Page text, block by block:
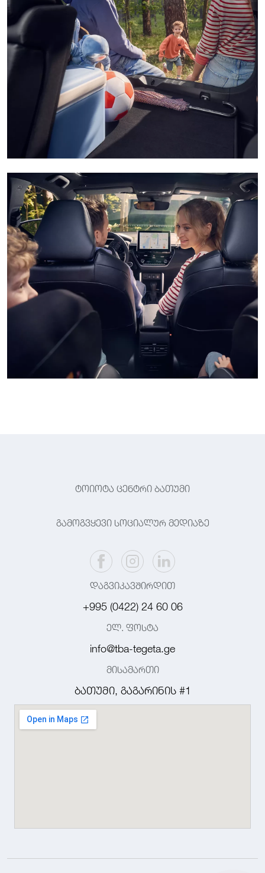
ტოიოტა ცენტრი ბათუმი
გამოგვყევი სოციალურ მედიაზე
დაგვიკავშირდით
+995 (0422) 24 60 06
ელ. ფოსტა
info@tba-tegeta.ge
მისამართი
ბათუმი, გაგარინის #1